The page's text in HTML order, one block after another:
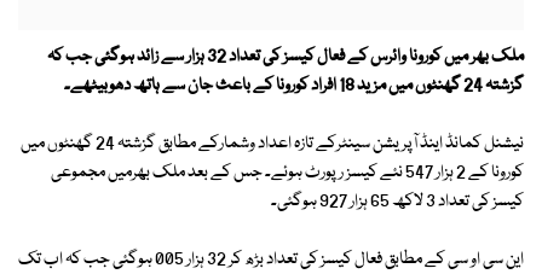
ملک بھر میں کورونا وائرس کے فعال کیسز کی تعداد 32 ہزار سے زائد ہوگئی جب کہ
گزشتہ 24 گھنٹوں میں مزید 18 افراد کورونا کے باعث جان سے ہاتھ دھوبیٹھے۔
نیشنل کمانڈ اینڈ آپریشن سینٹرکے تازہ اعداد وشمارکے مطابق گزشتہ 24 گھنٹوں میں
کورونا کے 2 ہزار 547 نئے کیسز رپورٹ ہوئے۔ جس کے بعد ملک بھرمیں مجموعی
کیسز کی تعداد 3 لاکھ 65 ہزار 927 ہوگئی۔
این سی او سی کے مطابق فعال کیسز کی تعداد بڑھ کر 32 ہزار 005 ہوگئی جب کہ اب تک